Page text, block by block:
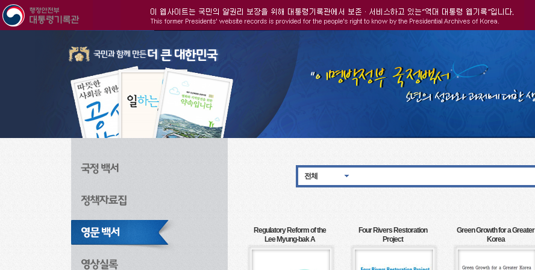
전체
Regulatory Reform of the
Lee Myung-bak A
Four Rivers Restoration
Project
Green Growth for a Greater
Korea